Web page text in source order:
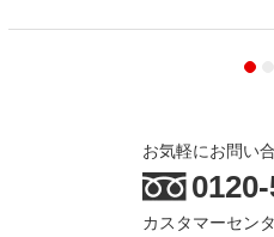
お気軽にお問い
カスタマーセン